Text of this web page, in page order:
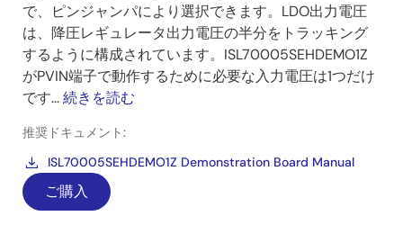
で、ピンジャンパにより選択できます。LDO出力電圧
は、降圧レギュレータ出力電圧の半分をトラッキング
するように構成されています。ISL70005SEHDEMO1Z
がPVIN端子で動作するために必要な入力電圧は1つだけ
です...続きを読む
推奨ドキュメント:
ISL70005SEHDEMO1Z Demonstration Board Manual
ご購入